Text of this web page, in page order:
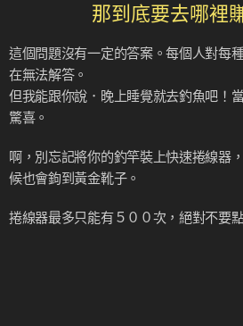
那到底要去哪裡
這個問題沒有一定的答案。每個人對每
在無法解答。
但我能跟你說．晚上睡覺就去釣魚吧！
驚喜。
啊，別忘記將你的釣竿裝上快速捲線器
候也會鉤到黃金靴子。
捲線器最多只能有５００次，絕對不要